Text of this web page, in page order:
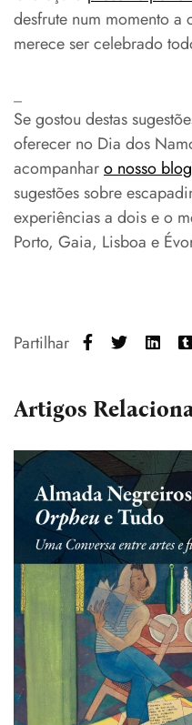
desfrute num momento
merece ser celebrado
Se gostou destas
oferecer no Dia dos
acompanharo nosso blog
sugestões sobre
experiências a dois e o
Porto, Gaia, Lisboa e
Partilhar
Artigos